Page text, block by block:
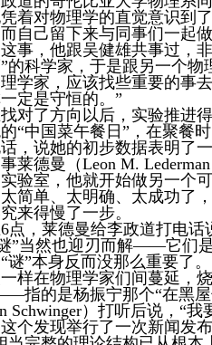
着对物理学的直觉意识到
自己留下来与同事们一起
事，他跟吴健雄共事过，
的科学家，于是跟另一个物
学家，应该找些重要的事
定是守恒的。”
对了方向以后，实验推进
“中国菜午餐日”，在聚餐
，说她的初步数据表明了
莱德曼（Leon M.
验室，他就开始做另一个
单、太明确、太成功了
来得慢了一步。
点，莱德曼给李政道打电话
”当然也迎刃而解——它们
谜”本身反而没那么重要了。
样在物理学家们间蔓延，
指的是杨振宁那个“在黑
Schwinger）打听后说，“
个发现举行了一次新闻发